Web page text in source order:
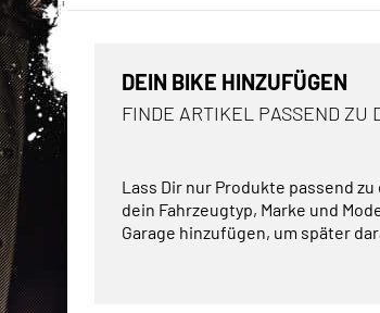
DEIN BIKE HINZUFÜGEN
FINDE ARTIKEL PASSEND ZU
Lass Dir nur Produkte passend
dein Fahrzeugtyp, Marke und
Garage hinzufügen, um später